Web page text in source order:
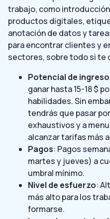
trabajo, como
productos digitales,
anotación de datos y
para encontrar clientes y
sectores, sobre todo si te
Potencial de
ganar hasta 15-18 $
habilidades. Sin
tendrás que pasar
exhaustivos y a
alcanzar tarifas más
Pagos: Pagos
martes y jueves) a
umbral mínimo.
Nivel de esfuerzo:
más alto para los
formarse.